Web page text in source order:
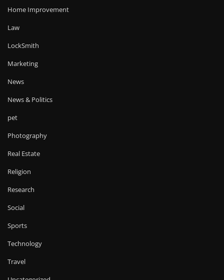
Home Improvement
Law
LockSmith
Marketing
News
News & Politics
pet
Photography
Real Estate
Religion
Research
Social
Sports
Technology
Travel